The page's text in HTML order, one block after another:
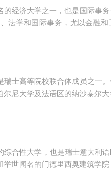
经济大学之一，也是国际事
法学和国际事务，尤以金融
士高等院校联合体成员之一
尼大学及法语区的纳沙泰尔
合性大学，也是瑞士意大利
世闻名的门德里西奥建筑学院